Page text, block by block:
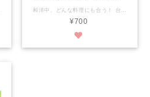
和洋中、どんな料理にも合う！ 台湾でしか売ってない噂のマジック調味料「ほんだしホタテ味」 【内容量】40ｇ 【保存方法】常温
¥700